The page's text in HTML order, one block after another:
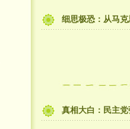
细思极恐：从马
真相大白：民主